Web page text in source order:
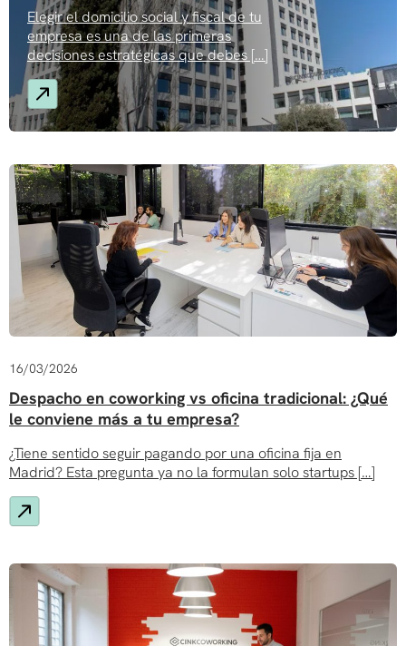
Elegir el domicilio social y fiscal de tu
empresa es una de las primeras
decisiones estratégicas que debes […]
16/03/2026
Despacho en coworking vs oficina tradicional: ¿Qué
le conviene más a tu empresa?
¿Tiene sentido seguir pagando por una oficina fija en
Madrid? Esta pregunta ya no la formulan solo startups […]